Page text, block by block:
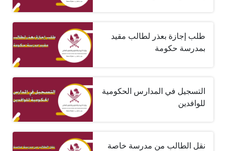
طلب إجازة بعذر لطالب مقيد
بمدرسة حكومة
التسجيل في المدارس الحكومية
للوافدين
نقل الطالب من مدرسة خاصة